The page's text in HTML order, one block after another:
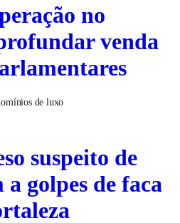
no
venda
de luxo
suspeito de
golpes de faca